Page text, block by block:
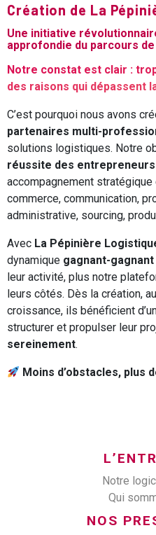
Création de La
Une initiative
approfondie du parcours
Notre constat est clair :
des raisons qui dépassent
C’est pourquoi nous avons
partenaires multi-
solutions logistiques. Notre
réussite des entrepreneurs
accompagnement
commerce, communication,
administrative, sourcing,
Avec La Pépinière
dynamique gagnant-gagnant
leur activité, plus notre
leurs côtés. Dès la création,
croissance, ils bénéficient
structurer et propulser leur
sereinement.
Moins d’obstacles, plus
Notre
Qui
NOS